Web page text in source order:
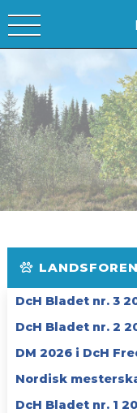
DcH Bladet nr. 3
DcH Bladet nr. 2
DM 2026 i DcH
Nordisk
DcH Bladet nr. 1